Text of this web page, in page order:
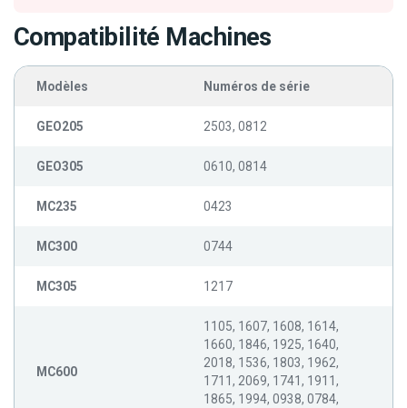
Compatibilité Machines
Modèles Numéros de série
GEO205 2503, 0812
GEO305 0610, 0814
MC235 0423
MC300 0744
MC305 1217
MC600
1105, 1607, 1608, 1614,
1660, 1846, 1925, 1640,
2018, 1536, 1803, 1962,
1711, 2069, 1741, 1911,
1865, 1994, 0938, 0784,